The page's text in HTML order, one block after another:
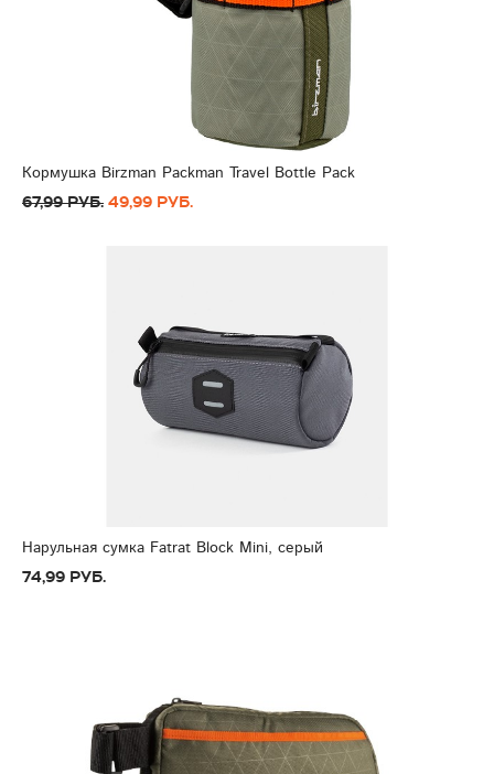
Кормушка Birzman Packman Travel Bottle Pack
67,99 руб. 49,99 руб.
Нарульная сумка Fatrat Block Mini, серый
74,99 руб.